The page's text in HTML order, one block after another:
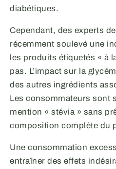
diabétiques.
Cependant, des experts
récemment soulevé une
les produits étiquetés « à
pas. L’impact sur la
des autres ingrédients
Les consommateurs sont
mention « stévia » sans
composition complète du
Une consommation
entraîner des effets